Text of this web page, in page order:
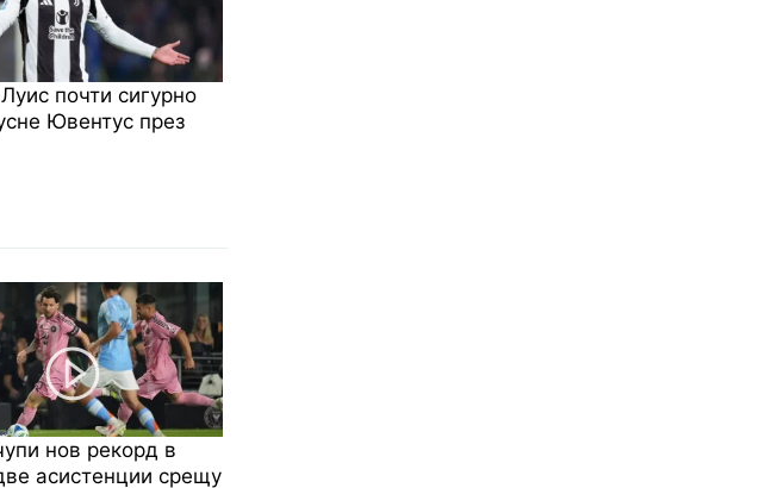
почти сигурно
Ювентус през
нов рекорд в
асистенции срещу